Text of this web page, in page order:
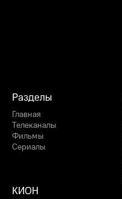
Разделы
Главная
Телеканалы
Фильмы
Сериалы
КИОН